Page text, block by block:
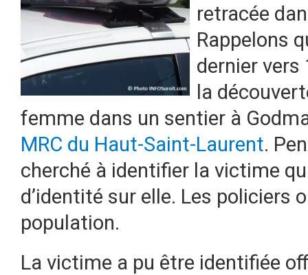
retracée
Rappelons
dernier vers
la
femme dans un sentier à
MRC du Haut-Saint-Laurent.
cherché à identifier la victime
d’identité sur elle. Les policiers
population.
La victime a pu être identifiée